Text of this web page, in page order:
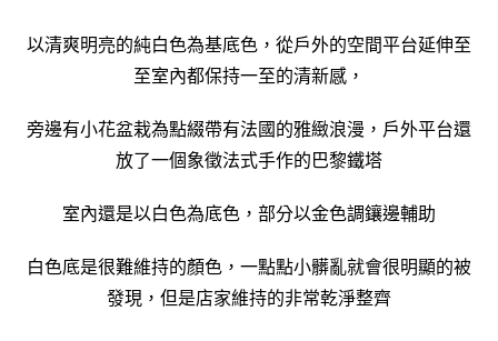
以清爽明亮的純白色為基底色，從戶外的空間平台延伸至
至室內都保持一至的清新感，
旁邊有小花盆栽為點綴帶有法國的雅緻浪漫，戶外平台還
放了一個象徵法式手作的巴黎鐵塔
室內還是以白色為底色，部分以金色調鑲邊輔助
白色底是很難維持的顏色，一點點小髒亂就會很明顯的被
發現，但是店家維持的非常乾淨整齊